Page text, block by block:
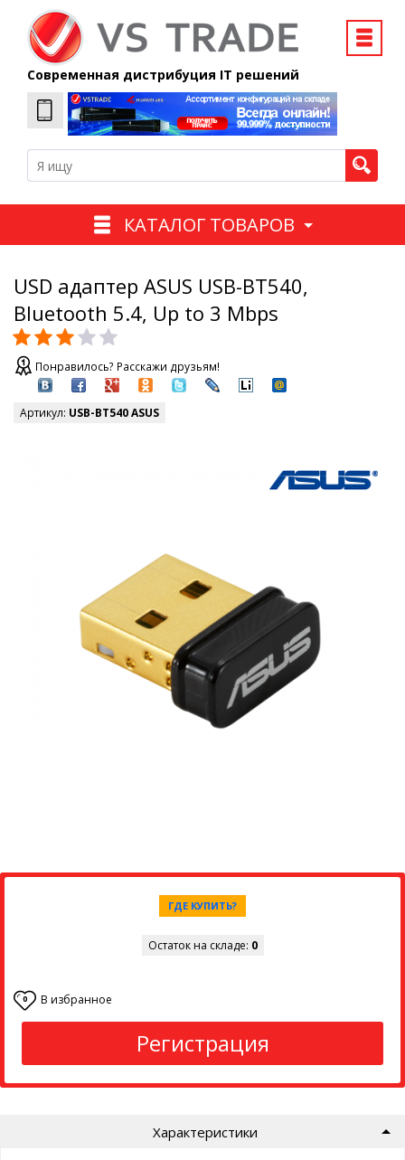
Современная дистрибуция IT решений
КАТАЛОГ ТОВАРОВ
USD адаптер ASUS USB-BT540,
Bluetooth 5.4, Up to 3 Mbps
Понравилось? Расскажи друзьям!
Артикул: USB-BT540 ASUS
ГДЕ КУПИТЬ?
Остаток на складе: 0
0 В избранное
Регистрация
Характеристики